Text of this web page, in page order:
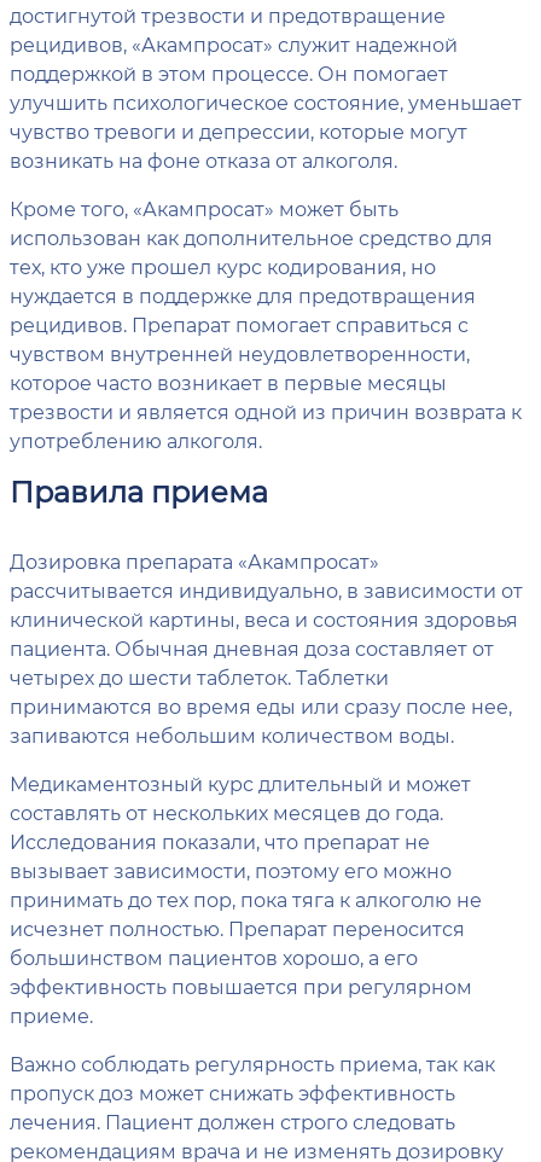
достигнутой трезвости и предотвращение
рецидивов, «Акампросат» служит надежной
поддержкой в этом процессе. Он помогает
улучшить психологическое состояние, уменьшает
чувство тревоги и депрессии, которые могут
возникать на фоне отказа от алкоголя.
Кроме того, «Акампросат» может быть
использован как дополнительное средство для
тех, кто уже прошел курс кодирования, но
нуждается в поддержке для предотвращения
рецидивов. Препарат помогает справиться с
чувством внутренней неудовлетворенности,
которое часто возникает в первые месяцы
трезвости и является одной из причин возврата к
употреблению алкоголя.
Правила приема
Дозировка препарата «Акампросат»
рассчитывается индивидуально, в зависимости от
клинической картины, веса и состояния здоровья
пациента. Обычная дневная доза составляет от
четырех до шести таблеток. Таблетки
принимаются во время еды или сразу после нее,
запиваются небольшим количеством воды.
Медикаментозный курс длительный и может
составлять от нескольких месяцев до года.
Исследования показали, что препарат не
вызывает зависимости, поэтому его можно
принимать до тех пор, пока тяга к алкоголю не
исчезнет полностью. Препарат переносится
большинством пациентов хорошо, а его
эффективность повышается при регулярном
приеме.
Важно соблюдать регулярность приема, так как
пропуск доз может снижать эффективность
лечения. Пациент должен строго следовать
рекомендациям врача и не изменять дозировку